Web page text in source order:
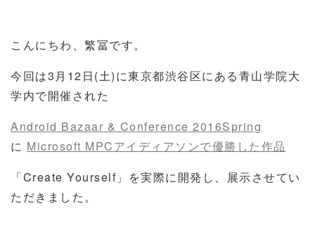
こんにちわ、繁冨です。
今回は3月12日(土)に東京都渋谷区にある青山学院大
学内で開催された
Android Bazaar & Conference 2016Spring
に Microsoft MPCアイディアソンで優勝した作品
「Create Yourself」を実際に開発し、展示させてい
ただきました。